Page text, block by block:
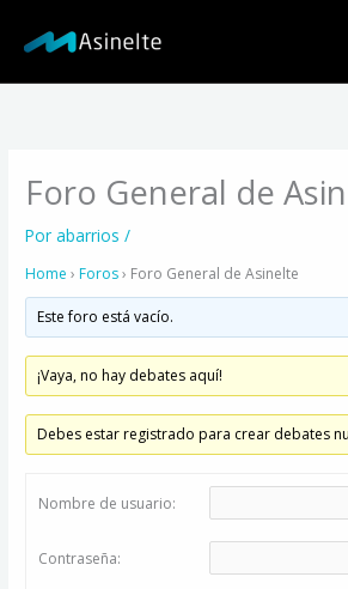
Foro General de
Porabarrios/
Home › Foros› Foro General de Asinelte
Este foro está vacío.
¡Vaya, no hay debates aquí!
Debes estar registrado para crear debates
Nombre de usuario:
Contraseña: